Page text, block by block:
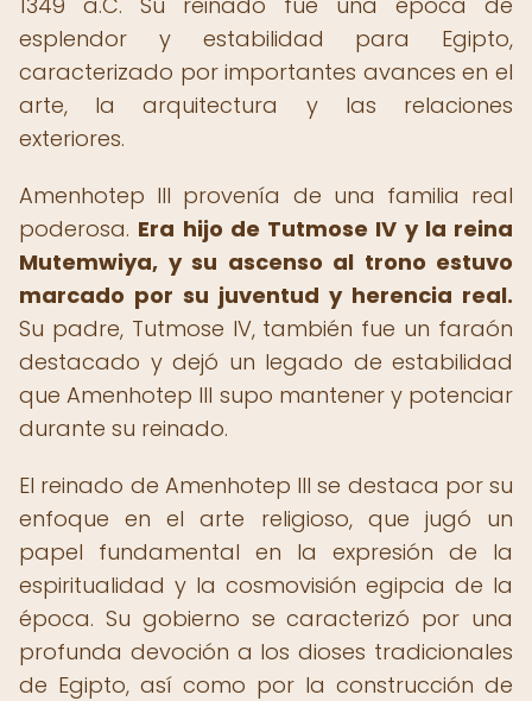
esplendor y estabilidad para Egipto,
caracterizado por importantes avances en el
arte, la arquitectura y las relaciones
exteriores.
Amenhotep III provenía de una familia real
poderosa. Era hijo de Tutmose IV y la reina
Mutemwiya, y su ascenso al trono estuvo
marcado por su juventud y herencia real.
Su padre, Tutmose IV, también fue un faraón
destacado y dejó un legado de estabilidad
que Amenhotep III supo mantener y potenciar
durante su reinado.
El reinado de Amenhotep III se destaca por su
enfoque en el arte religioso, que jugó un
papel fundamental en la expresión de la
espiritualidad y la cosmovisión egipcia de la
época. Su gobierno se caracterizó por una
profunda devoción a los dioses tradicionales
de Egipto, así como por la construcción de